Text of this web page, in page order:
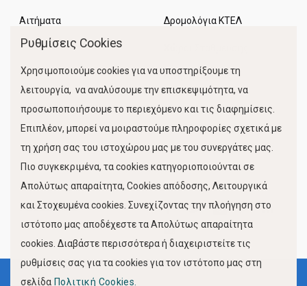
Αιτήματα Δρομολόγια ΚΤΕΛ
Κίνηση Λιμένος
FOLLOW US
Ρυθμίσεις Cookies
Χρησιμοποιούμε cookies για να υποστηρίξουμε τη
λειτουργία, να αναλύσουμε την επισκεψιμότητα, να
προσωποποιήσουμε το περιεχόμενο και τις διαφημίσεις.
Επιπλέον, μπορεί να μοιραστούμε πληροφορίες σχετικά με
τη χρήση σας του ιστοχώρου μας με του συνεργάτες μας.
Πιο συγκεκριμένα, τα cookies κατηγοριοποιούνται σε
Απολύτως απαραίτητα, Cookies απόδοσης, Λειτουργικά
και Στοχευμένα cookies. Συνεχίζοντας την πλοήγηση στο
ιστότοπο μας αποδέχεστε τα Απολύτως απαραίτητα
cookies. Διαβάστε περισσότερα ή διαχειριστείτε τις
ρυθμίσεις σας για τα cookies για τον ιστότοπο μας στη
σελίδα Πολιτική Cookies.